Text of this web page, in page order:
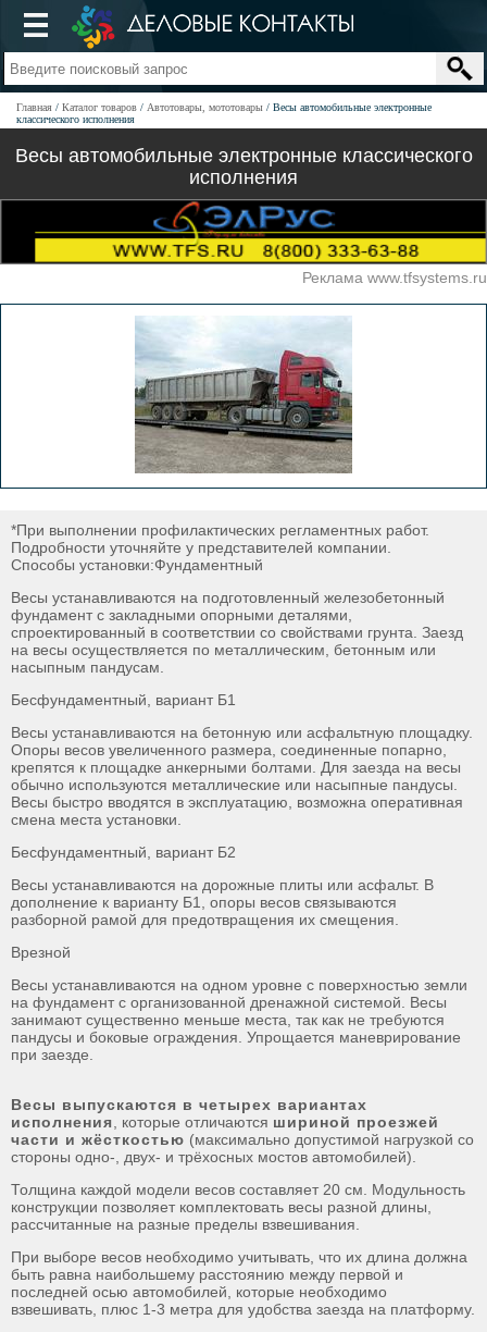
Главная Каталог товаров Автотовары, мототовары
Весы автомобильные электронные
классического исполнения
Весы автомобильные электронные классического
исполнения
Реклама www.tfsystems.ru
*При выполнении профилактических регламентных работ.
Подробности уточняйте у представителей компании.
Способы установки:Фундаментный
Весы устанавливаются на подготовленный железобетонный
фундамент c закладными опорными деталями,
спроектированный в соответствии со свойствами грунта. Заезд
на весы осуществляется по металлическим, бетонным или
насыпным пандусам.
Бесфундаментный, вариант Б1
Весы устанавливаются на бетонную или асфальтную площадку.
Опоры весов увеличенного размера, соединенные попарно,
крепятся к площадке анкерными болтами. Для заезда на весы
обычно используются металлические или насыпные пандусы.
Весы быстро вводятся в эксплуатацию, возможна оперативная
смена места установки.
Бесфундаментный, вариант Б2
Весы устанавливаются на дорожные плиты или асфальт. В
дополнение к варианту Б1, опоры весов связываются
разборной рамой для предотвращения их смещения.
Врезной
Весы устанавливаются на одном уровне с поверхностью земли
на фундамент с организованной дренажной системой. Весы
занимают существенно меньше места, так как не требуются
пандусы и боковые ограждения. Упрощается маневрирование
при заезде.
Весы выпускаются в четырех вариантах
исполнения , которые отличаются шириной проезжей
части и жёсткостью (максимально допустимой нагрузкой со
стороны одно-, двух- и трёхосных мостов автомобилей).
Толщина каждой модели весов составляет 20 см. Модульность
конструкции позволяет комплектовать весы разной длины,
рассчитанные на разные пределы взвешивания.
При выборе весов необходимо учитывать, что их длина должна
быть равна наибольшему расстоянию между первой и
последней осью автомобилей, которые необходимо
взвешивать, плюс 1-3 метра для удобства заезда на платформу.